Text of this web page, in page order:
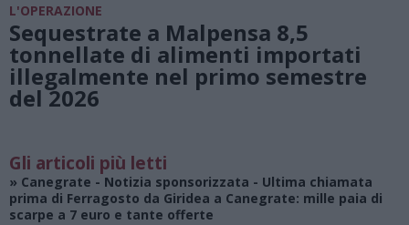
L'OPERAZIONE
Sequestrate a Malpensa 8,5
tonnellate di alimenti importati
illegalmente nel primo semestre
del 2026
Gli articoli più letti
» Canegrate - Notizia sponsorizzata - Ultima chiamata
prima di Ferragosto da Giridea a Canegrate: mille paia di
scarpe a 7 euro e tante offerte